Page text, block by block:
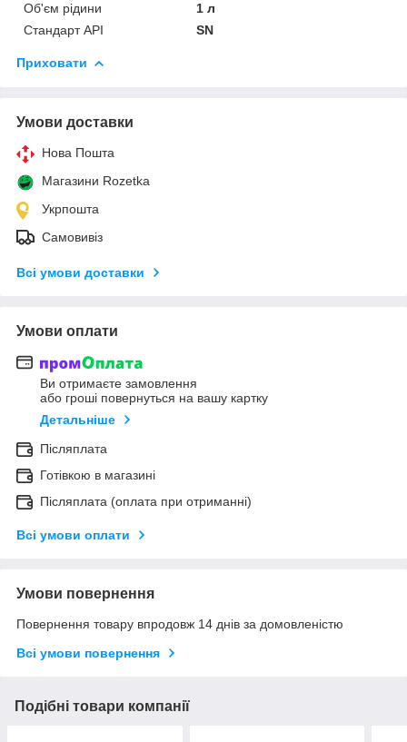
Об'єм рідини
1 л
Стандарт API
SN
Приховати
Умови доставки
Нова Пошта
Магазини Rozetka
Укрпошта
Самовивіз
Всі умови доставки
Умови оплати
Ви отримаєте замовлення
або гроші повернуться на вашу картку
Детальніше
Післяплата
Готівкою в магазині
Післяплата (оплата при отриманні)
Всі умови оплати
Умови повернення
Повернення товару впродовж 14 днів за домовленістю
Всі умови повернення
Подібні товари компанії